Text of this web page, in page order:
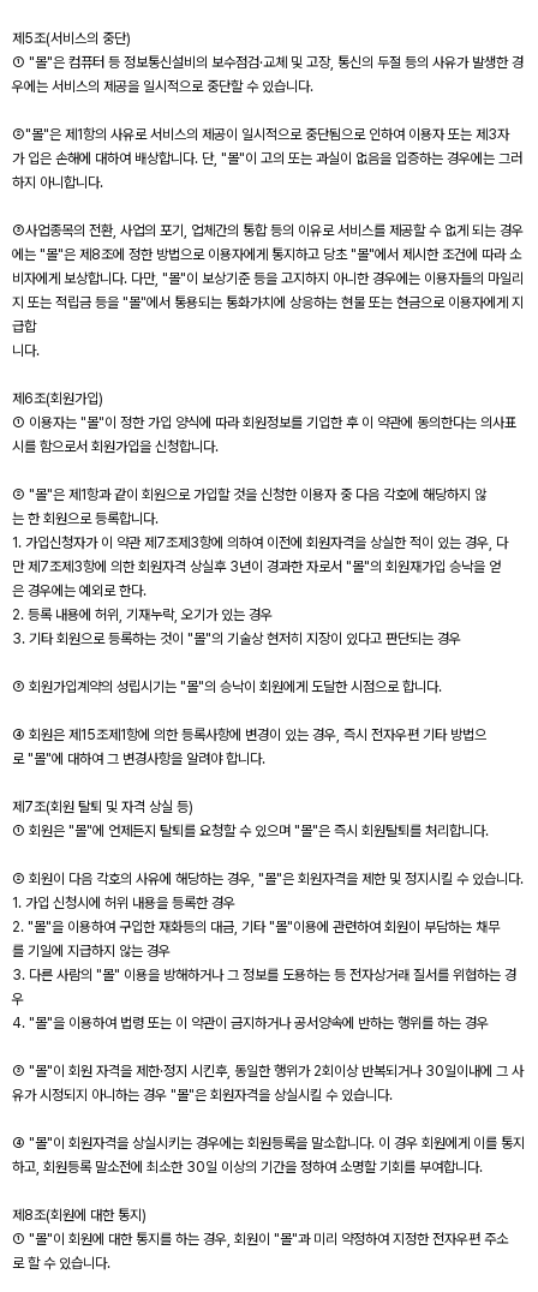
제5조(서비스의 중단)
① "몰"은 컴퓨터 등 정보통신설비의 보수점검·교체 및 고장, 통신의 두절 등의 사유가 발생한 경
우에는 서비스의 제공을 일시적으로 중단할 수 있습니다.
②"몰"은 제1항의 사유로 서비스의 제공이 일시적으로 중단됨으로 인하여 이용자 또는 제3자
가 입은 손해에 대하여 배상합니다. 단, "몰"이 고의 또는 과실이 없음을 입증하는 경우에는 그러
하지 아니합니다.
③사업종목의 전환, 사업의 포기, 업체간의 통합 등의 이유로 서비스를 제공할 수 없게 되는 경우
에는 "몰"은 제8조에 정한 방법으로 이용자에게 통지하고 당초 "몰"에서 제시한 조건에 따라 소
비자에게 보상합니다. 다만, "몰"이 보상기준 등을 고지하지 아니한 경우에는 이용자들의 마일리
지 또는 적립금 등을 "몰"에서 통용되는 통화가치에 상응하는 현물 또는 현금으로 이용자에게 지
급합
니다.
제6조(회원가입)
① 이용자는 "몰"이 정한 가입 양식에 따라 회원정보를 기입한 후 이 약관에 동의한다는 의사표
시를 함으로서 회원가입을 신청합니다.
② "몰"은 제1항과 같이 회원으로 가입할 것을 신청한 이용자 중 다음 각호에 해당하지 않
는 한 회원으로 등록합니다.
1. 가입신청자가 이 약관 제7조제3항에 의하여 이전에 회원자격을 상실한 적이 있는 경우, 다
만 제7조제3항에 의한 회원자격 상실후 3년이 경과한 자로서 "몰"의 회원재가입 승낙을 얻
은 경우에는 예외로 한다.
2. 등록 내용에 허위, 기재누락, 오기가 있는 경우
3. 기타 회원으로 등록하는 것이 "몰"의 기술상 현저히 지장이 있다고 판단되는 경우
③ 회원가입계약의 성립시기는 "몰"의 승낙이 회원에게 도달한 시점으로 합니다.
④ 회원은 제15조제1항에 의한 등록사항에 변경이 있는 경우, 즉시 전자우편 기타 방법으
로 "몰"에 대하여 그 변경사항을 알려야 합니다.
제7조(회원 탈퇴 및 자격 상실 등)
① 회원은 "몰"에 언제든지 탈퇴를 요청할 수 있으며 "몰"은 즉시 회원탈퇴를 처리합니다.
② 회원이 다음 각호의 사유에 해당하는 경우, "몰"은 회원자격을 제한 및 정지시킬 수 있습니다.
1. 가입 신청시에 허위 내용을 등록한 경우
2. "몰"을 이용하여 구입한 재화등의 대금, 기타 "몰"이용에 관련하여 회원이 부담하는 채무
를 기일에 지급하지 않는 경우
3. 다른 사람의 "몰" 이용을 방해하거나 그 정보를 도용하는 등 전자상거래 질서를 위협하는 경
우
4. "몰"을 이용하여 법령 또는 이 약관이 금지하거나 공서양속에 반하는 행위를 하는 경우
③ "몰"이 회원 자격을 제한·정지 시킨후, 동일한 행위가 2회이상 반복되거나 30일이내에 그 사
유가 시정되지 아니하는 경우 "몰"은 회원자격을 상실시킬 수 있습니다.
④ "몰"이 회원자격을 상실시키는 경우에는 회원등록을 말소합니다. 이 경우 회원에게 이를 통지
하고, 회원등록 말소전에 최소한 30일 이상의 기간을 정하여 소명할 기회를 부여합니다.
제8조(회원에 대한 통지)
① "몰"이 회원에 대한 통지를 하는 경우, 회원이 "몰"과 미리 약정하여 지정한 전자우편 주소
로 할 수 있습니다.